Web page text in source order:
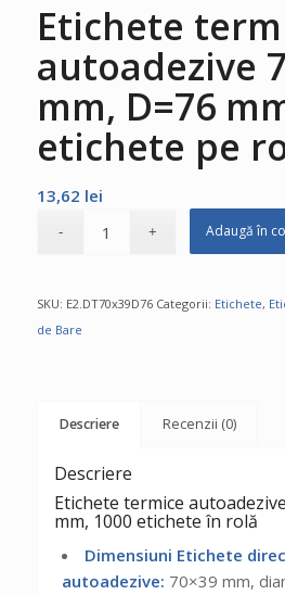
Etichete
autoadezive
mm, D=76
etichete pe
13,62 lei
Adaugă în
SKU: E2.DT70x39D76 Categorii: Etichete,
de Bare
Descriere Recenzii (0)
Descriere
Etichete termice
mm, 1000 etichete în rolă
Dimensiuni Etichete
autoadezive: 70×39 mm,